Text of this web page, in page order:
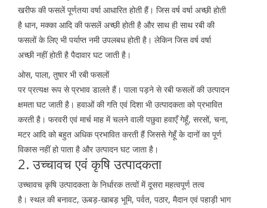
खरीफ की फसलें पूर्णतया वर्षा आधारित होती हैं। जिस वर्ष वर्षा अच्छी होती
है धान, मक्का आदि की फसलें अच्छी होती है और साथ ही साथ रबी की
फसलों के लिए भी पर्याप्त नमी उपलबध होती है। लेकिन जिस वर्ष वर्षा
अच्छी नहीं होती है पैदावार घट जाती है।
ओस, पाला, तुषार भी रबी फसलों
पर प्रत्यक्ष रूप से प्रभाव डालते हैं। पाला पड़ने से रबी फसलों की उत्पादन
क्षमता घट जाती है। हवाओं की गति एवं दिशा भी उत्पादकता को प्रभावित
करती है। फरवरी एवं मार्च माह में चलने वाली पछुवा हवाएँ गेहूँ, सरसों, चना,
मटर आदि को बहुत अधिक प्रभावित करती हैं जिससे गेहूँ के दानों का पूर्ण
विकास नहीं हो पाता है और उत्पादन घट जाता है।
2. उच्चावच एवं कृषि उत्पादकता
उच्चावच कृषि उत्पादकता के निर्धारक तत्वों में दूसरा महत्वपूर्ण तत्व
है। स्थल की बनावट, ऊबड़-खाबड़ भूमि, पर्वत, पठार, मैदान एवं पहाड़ी भाग